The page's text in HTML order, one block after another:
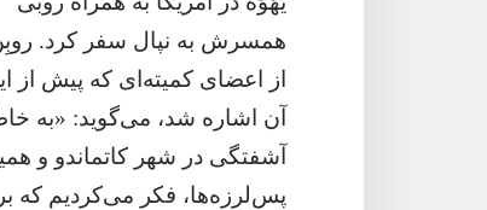
همسرش به نپال سفر کرد.‏
از اعضای کمیته‌ای که پیش از
آن اشاره شد،‏ می‌گوید:‏ «به
آشفتگی در شهر کاتماندو و
پس‌لرزه‌ها،‏ فکر می‌کردیم که